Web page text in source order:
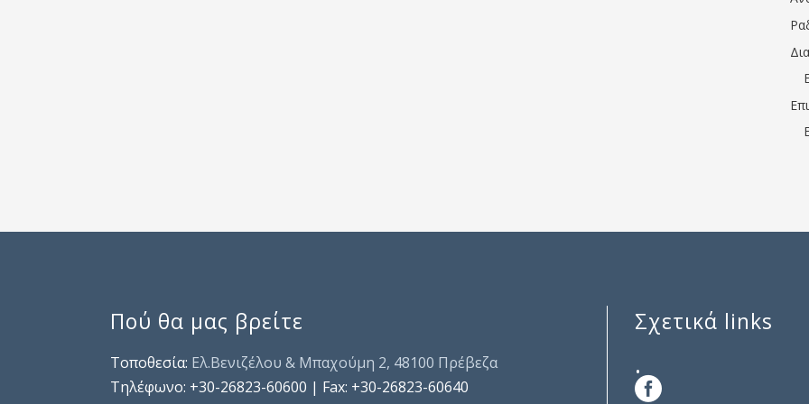
Πού θα μας βρείτε
Τοποθεσία: Ελ.Βενιζέλου & Μπαχούμη 2, 48100 Πρέβεζα
Τηλέφωνo: +30-26823-60600 | Fax: +30-26823-60640
Σχετικά links
.